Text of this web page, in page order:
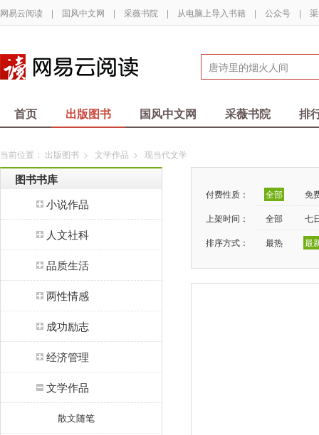
网易云阅读 | 国风中文网 | 采薇书院 | 从电脑上导入书籍 | 公众号 |
首页 出版图书 国风中文网 采薇书院 排
当前位置： 出版图书 > 文学作品 > 现当代文学
图书书库
小说作品
人文社科
品质生活
两性情感
成功励志
经济管理
文学作品
散文随笔
付费性质： 全部
免
上架时间：
全部
七
排序方式：
最热 最